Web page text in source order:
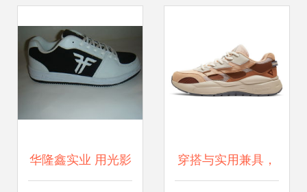
华隆鑫实业 用光影 穿搭与实用兼具，